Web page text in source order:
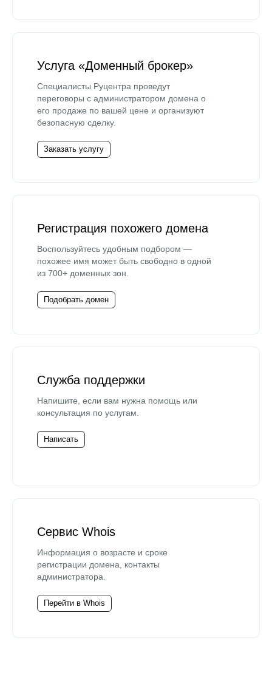
Услуга «Доменный брокер»
Специалисты Руцентра проведут
переговоры с администратором домена о
его продаже по вашей цене и организуют
безопасную сделку.
Заказать услугу
Регистрация похожего домена
Воспользуйтесь удобным подбором —
похожее имя может быть свободно в одной
из 700+ доменных зон.
Подобрать домен
Служба поддержки
Напишите, если вам нужна помощь или
консультация по услугам.
Написать
Сервис Whois
Информация о возрасте и сроке
регистрации домена, контакты
администратора.
Перейти в Whois